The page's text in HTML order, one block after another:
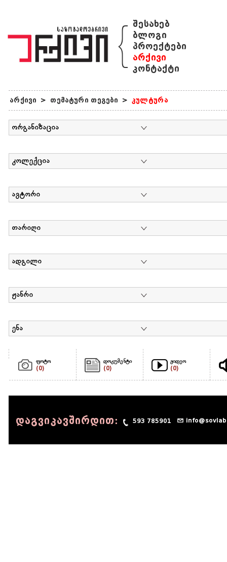
{ შესახებ
ბლოგი
პროექტები
არქივი
კონტაქტი
არქივი > თემატური თეგები > კულტურა
ორგანიზაცია
კოლექცია
ავტორი
თარიღი
ადგილი
ჟანრი
ენა
ფოტო
(0)
დოკუმენტი
(0)
ვიდეო
(0)
დაგვიკავშირდით: 593 785901